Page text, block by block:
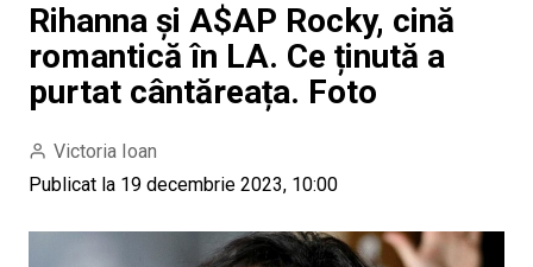
Rihanna și A$AP Rocky, cină
romantică în LA. Ce ținută a
purtat cântăreața. Foto
Victoria Ioan
Publicat la 19 decembrie 2023, 10:00